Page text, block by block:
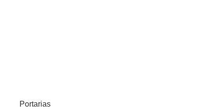
Portarias